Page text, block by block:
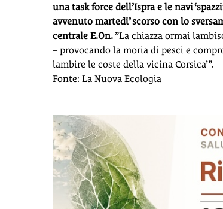
una task force dell’Ispra e le navi
avvenuto martedi’ scorso con lo
centrale E.On. ”La chiazza ormai
– provocando la moria di pesci e
lambire le coste della vicina Corsica’”.
Fonte: La Nuova Ecologia